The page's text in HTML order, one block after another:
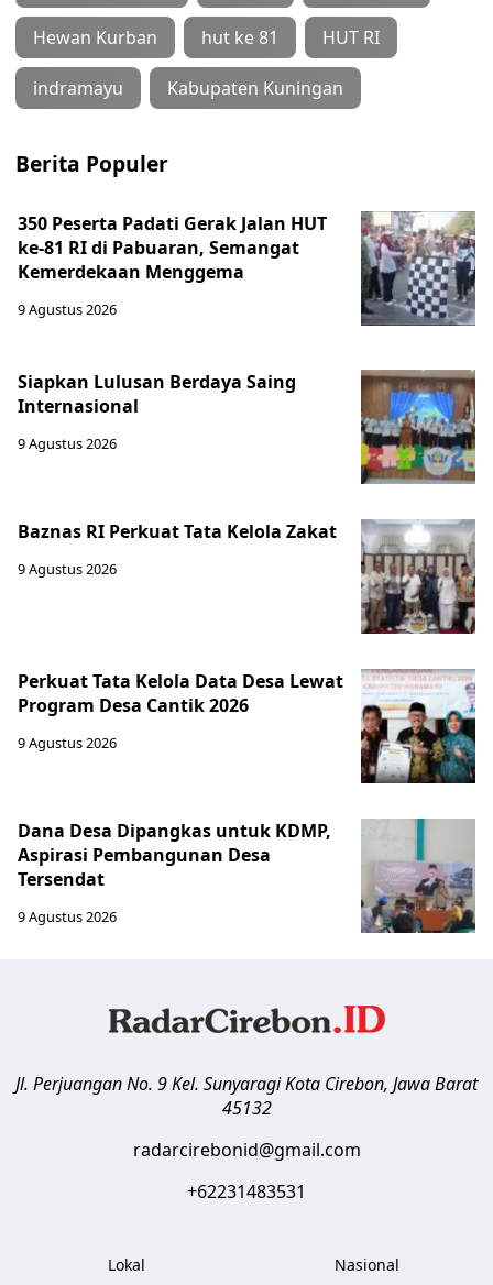
Hewan Kurban hut ke 81 HUT RI
indramayu Kabupaten Kuningan
Berita Populer
350 Peserta Padati Gerak Jalan HUT
ke-81 RI di Pabuaran, Semangat
Kemerdekaan Menggema
9 Agustus 2026
Siapkan Lulusan Berdaya Saing
Internasional
9 Agustus 2026
Baznas RI Perkuat Tata Kelola Zakat
9 Agustus 2026
Perkuat Tata Kelola Data Desa Lewat
Program Desa Cantik 2026
9 Agustus 2026
Dana Desa Dipangkas untuk KDMP,
Aspirasi Pembangunan Desa
Tersendat
9 Agustus 2026
Jl. Perjuangan No. 9 Kel. SunyaragiKota Cirebon, Jawa Barat
45132
radarcirebonid@gmail.com
+62231483531
Lokal Nasional